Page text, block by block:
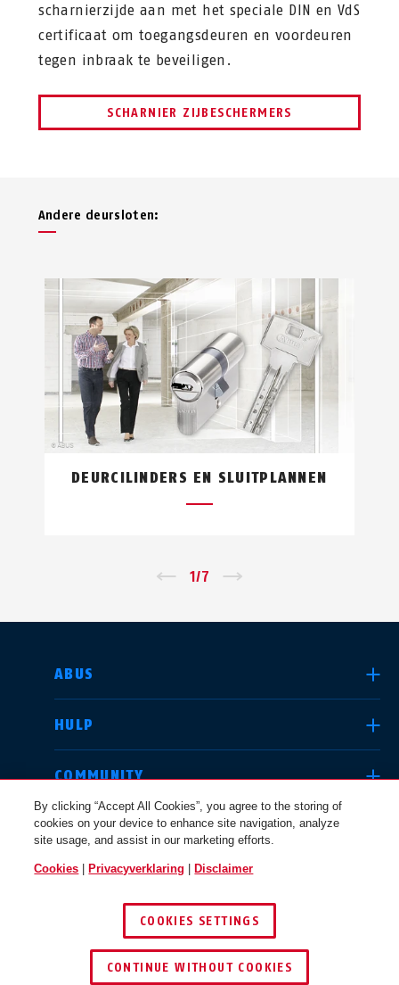
scharnierzijde aan met het speciale DIN en VdS
certificaat om toegangsdeuren en voordeuren
tegen inbraak te beveiligen.
SCHARNIER ZIJBESCHERMERS
Andere deursloten:
DEURCILINDERS EN SLUITPLANNEN
1/7
ABUS
HULP
COMMUNITY
JURIDISCHE KWESTIES
© 2026 ABUS
LAND SELECTEREN
Deutschland
Canada
Österreich
By clicking “Accept All Cookies”, you agree to the storing of
cookies on your device to enhance site navigation, analyze
site usage, and assist in our marketing efforts.
Cookies Privacyverklaring Disclaimer
COOKIES SETTINGS
CONTINUE WITHOUT COOKIES